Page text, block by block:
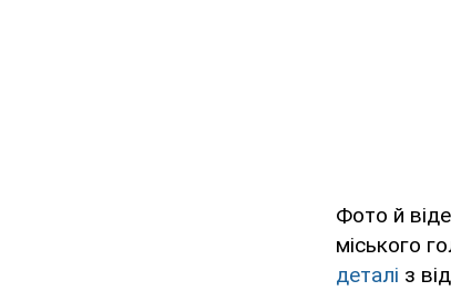
Фото й
міського
деталі з